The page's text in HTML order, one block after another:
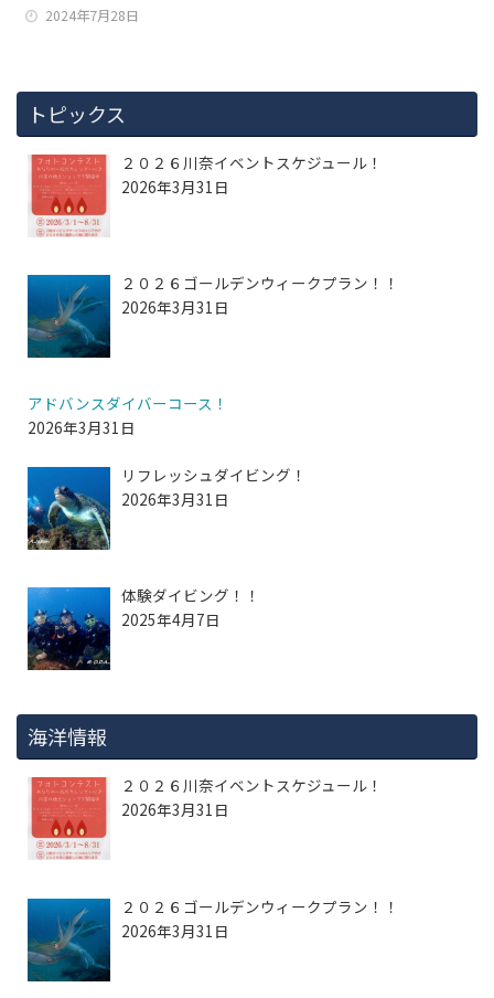
2024年7月28日
トピックス
２０２６川奈イベントスケジュール！
2026年3月31日
２０２６ゴールデンウィークプラン！！
2026年3月31日
アドバンスダイバーコース！
2026年3月31日
リフレッシュダイビング！
2026年3月31日
体験ダイビング！！
2025年4月7日
海洋情報
２０２６川奈イベントスケジュール！
2026年3月31日
２０２６ゴールデンウィークプラン！！
2026年3月31日